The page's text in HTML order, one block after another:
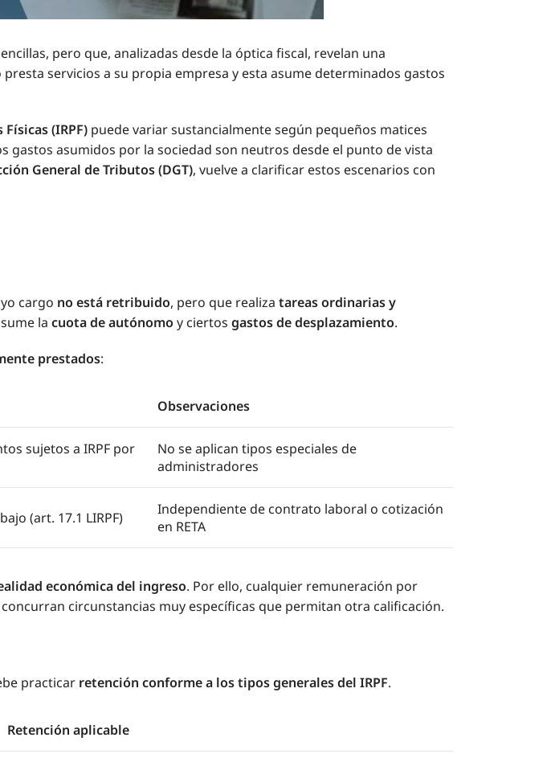
pero que, analizadas desde la óptica fiscal, revelan una
servicios a su propia empresa y esta asume determinados gastos
(IRPF) puede variar sustancialmente según pequeños matices
asumidos por la sociedad son neutros desde el punto de vista
General de Tributos (DGT), vuelve a clarificar estos escenarios con
cargo no está retribuido, pero que realiza tareas ordinarias y
la cuota de autónomo y ciertos gastos de desplazamiento.
prestados:
Observaciones
sujetos a IRPF por
No se aplican tipos especiales de
administradores
(art. 17.1 LIRPF)
Independiente de contrato laboral o cotización
en RETA
económica del ingreso. Por ello, cualquier remuneración por
concurran circunstancias muy específicas que permitan otra calificación.
practicar retención conforme a los tipos generales del IRPF.
Retención aplicable